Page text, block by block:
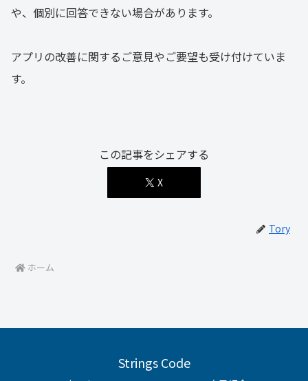
や、個別に回答できない場合があります。
アプリの改善に関するご意見やご要望も受け付けていま
す。
この記事をシェアする
X
Tory
ホーム
Strings Code